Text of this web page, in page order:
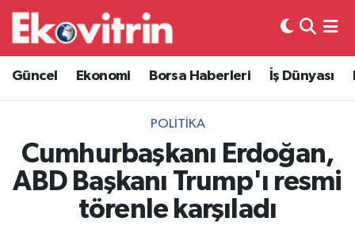
Güncel Ekonomi Borsa Haberleri İş Dünyası
POLITIKA
Cumhurbaşkanı Erdoğan,
ABD Başkanı Trump'ı resmi
törenle karşıladı
Güncel
Ekonomi
Borsa Haberleri
İş Dünyası
Lojistik
Hava Durumu
Trafik Durumu
Süper Lig Puan Durumu ve Fikstür
Tüm Manşetler
Son Dakika Haberleri